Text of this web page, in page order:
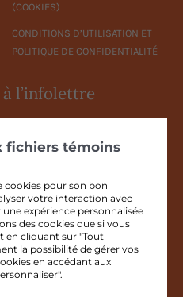
(COOKIES)
CONDITIONS D’UTILISATION ET
POLITIQUE DE CONFIDENTIALITÉ
l’infolettre
vous consentez à
à l'infolettre selon les
pourrielet nosConditions
.
fichiers témoins
cookies pour son bon
votre interaction avec
expérience personnalisée
des cookies que si vous
en cliquant sur "Tout
la possibilité de gérer vos
en accédant aux